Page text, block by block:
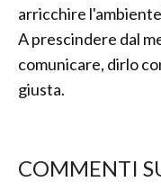
arricchire
A prescindere dal
comunicare, dirlo
giusta.
COMMENTI